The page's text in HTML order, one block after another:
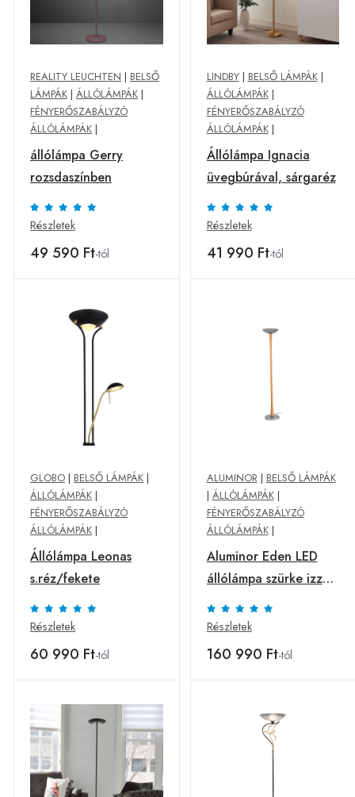
REALITY LEUCHTEN | BELSŐ
LÁMPÁK | ÁLLÓLÁMPÁK |
FÉNYERŐSZABÁLYZÓ
ÁLLÓLÁMPÁK |
állólámpa Gerry
rozsdaszínben
Részletek
49 590 Ft-tól
LINDBY| BELSŐ LÁMPÁK|
ÁLLÓLÁMPÁK|
FÉNYERŐSZABÁLYZÓ
ÁLLÓLÁMPÁK|
Állólámpa Ignacia
üvegbúrával, sárgaréz
Részletek
41 990 Ft-tól
GLOBO | BELSŐ LÁMPÁK |
ÁLLÓLÁMPÁK |
FÉNYERŐSZABÁLYZÓ
ÁLLÓLÁMPÁK |
Állólámpa Leonas
s.réz/fekete
Részletek
60 990 Ft-tól
ALUMINOR| BELSŐ LÁMPÁK
| ÁLLÓLÁMPÁK|
FÉNYERŐSZABÁLYZÓ
ÁLLÓLÁMPÁK|
Aluminor Eden LED
állólámpa szürke izzó
4000K
Részletek
160 990 Ft-tól